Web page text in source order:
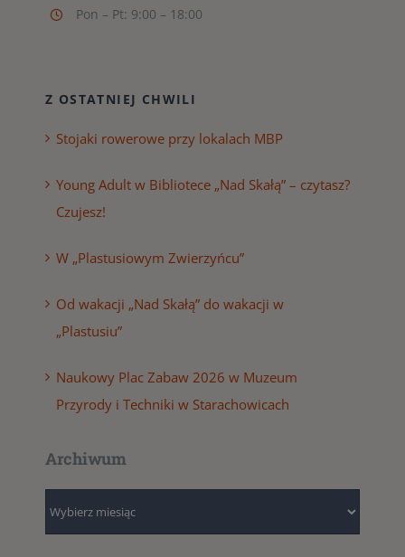
Pon – Pt: 9:00 – 18:00
Z OSTATNIEJ CHWILI
Stojaki rowerowe przy lokalach MBP
Young Adult w Bibliotece „Nad Skałą” – czytasz?
Czujesz!
W „Plastusiowym Zwierzyńcu”
Od wakacji „Nad Skałą” do wakacji w
„Plastusiu”
Naukowy Plac Zabaw 2026 w Muzeum
Przyrody i Techniki w Starachowicach
Archiwum